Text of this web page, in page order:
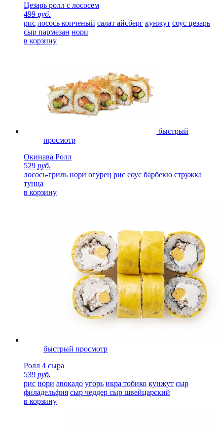
Цезарь ролл с лососем
499 руб.
рис лосось копченый салат айсберг кунжут соус цезарь
сыр пармезан нори
в корзину
быстрый
просмотр
Окинава Ролл
529 руб.
лосось-гриль нори огурец рис соус барбекю стружка
тунца
в корзину
быстрый просмотр
Ролл 4 сыра
539 руб.
рис нори авокадо угорь икра тобико кунжут сыр
филадельфия сыр чеддер сыр швейцарский
в корзину